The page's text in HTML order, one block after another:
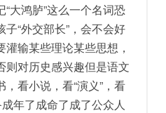
鸿胪”这么一个名词恐
“外交部长”，会不会好
输某些理论某些思想，
则对历史感兴趣但是语文
看小说，看“演义”，看
年了成命了成了公众人